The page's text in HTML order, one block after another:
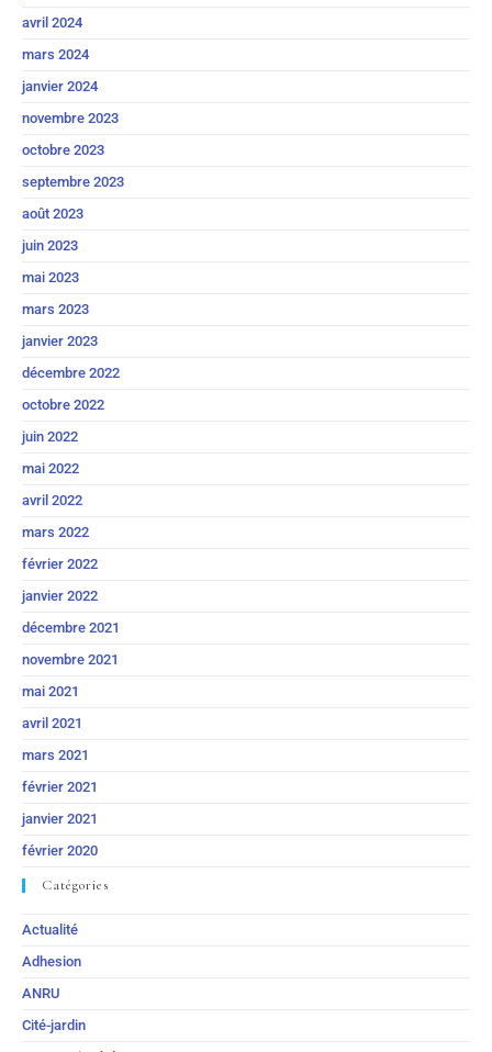
avril 2024
mars 2024
janvier 2024
novembre 2023
octobre 2023
septembre 2023
août 2023
juin 2023
mai 2023
mars 2023
janvier 2023
décembre 2022
octobre 2022
juin 2022
mai 2022
avril 2022
mars 2022
février 2022
janvier 2022
décembre 2021
novembre 2021
mai 2021
avril 2021
mars 2021
février 2021
janvier 2021
février 2020
Catégories
Actualité
Adhesion
ANRU
Cité-jardin